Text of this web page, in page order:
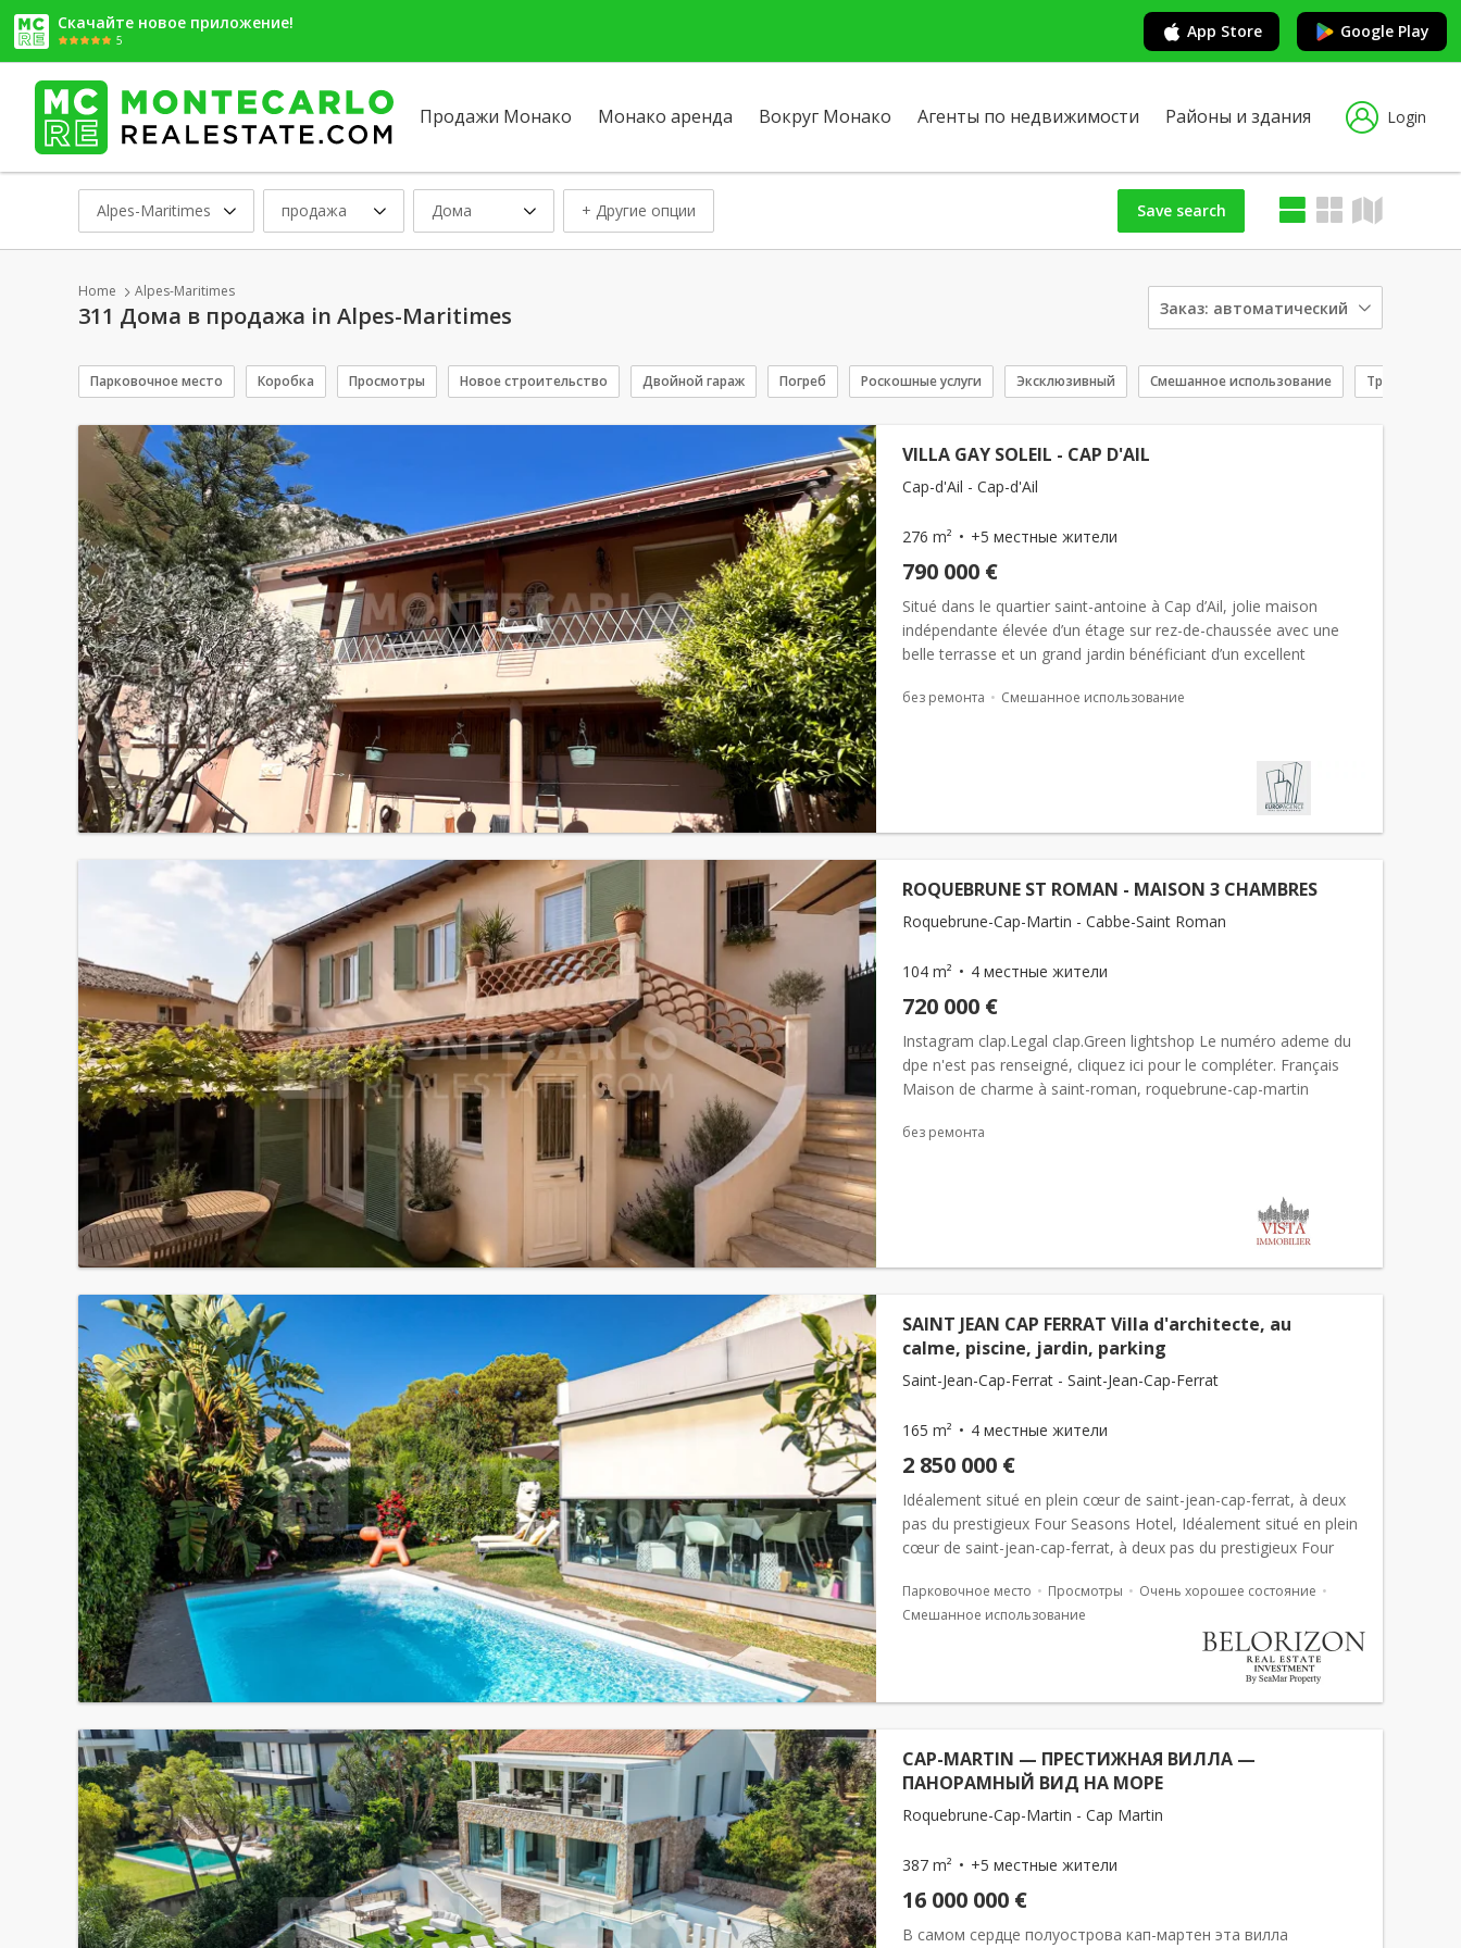
Скачайте новое приложение!
5 App Store Google Play
Продажи Монако Монако аренда Вокруг Монако Агенты по недвижимости Районы и здания Login
Alpes-Maritimes продажа Дома + Другие опции
Заказ: автоматический
Save search
Home Alpes-Maritimes
311 Дома в продажа in Alpes-Maritimes
Парковочное место Коробка Просмотры Новое строительство Двойной гараж Погреб Роскошные услуги Эксклюзивный Смешанное использование Тройная
VILLA GAY SOLEIL - CAP D'AIL
Cap-d'Ail - Cap-d'Ail
276 m² +5 местные жители
790 000 €
Situé dans le quartier saint-antoine à Cap d’Ail, jolie maison
indépendante élevée d’un étage sur rez-de-chaussée avec une
belle terrasse et un grand jardin bénéficiant d’un excellent
без ремонта Смешанное использование
ROQUEBRUNE ST ROMAN - MAISON 3 CHAMBRES
Roquebrune-Cap-Martin - Cabbe-Saint Roman
104 m² 4 местные жители
720 000 €
Instagram clap.Legal clap.Green lightshop Le numéro ademe du
dpe n'est pas renseigné, cliquez ici pour le compléter. Français
Maison de charme à saint-roman, roquebrune-cap-martin
без ремонта
SAINT JEAN CAP FERRAT Villa d'architecte, au
calme, piscine, jardin, parking
Saint-Jean-Cap-Ferrat - Saint-Jean-Cap-Ferrat
165 m² 4 местные жители
2 850 000 €
Idéalement situé en plein cœur de saint-jean-cap-ferrat, à deux
pas du prestigieux Four Seasons Hotel, Idéalement situé en plein
cœur de saint-jean-cap-ferrat, à deux pas du prestigieux Four
Парковочное место Просмотры
Очень хорошее состояние
Смешанное использование
CAP-MARTIN — ПРЕСТИЖНАЯ ВИЛЛА —
ПАНОРАМНЫЙ ВИД НА МОРЕ
Roquebrune-Cap-Martin - Cap Martin
387 m² +5 местные жители
16 000 000 €
В самом сердце полуострова кап-мартен эта вилла